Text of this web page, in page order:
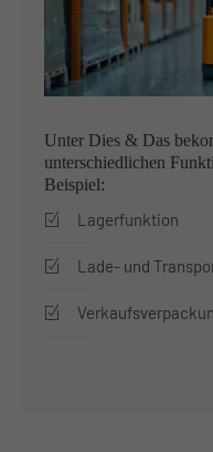
About us
Lorem ipsum dolor sit
Aenean commodo
sociis natoque
montes, nascetur
ultricies nec.
Unter Dies & Das
unterschiedlichen
Beispiel:
Lagerfunktion
Lade- und